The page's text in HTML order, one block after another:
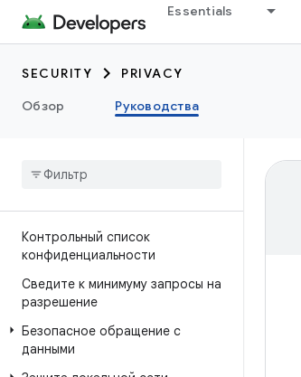
Essentials
SECURITY
PRIVACY
Обзор
Руководства
Контрольный список
конфиденциальности
Сведите к минимуму запросы на
разрешение
Безопасное обращение с
данными